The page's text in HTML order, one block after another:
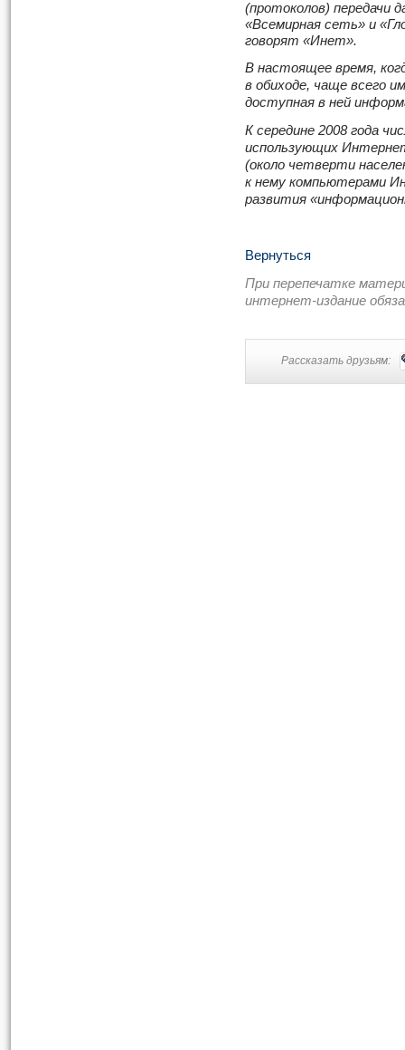
(протоколов) передачи
«Всемирная сеть» и
говорят «Инет».
В настоящее время,
в обиходе, чаще всего
доступная в ней
К середине 2008 года
использующих
(около четверти
к нему компьютерами
развития
Вернуться
При перепечатке
интернет-издание
Рассказать друзьям: